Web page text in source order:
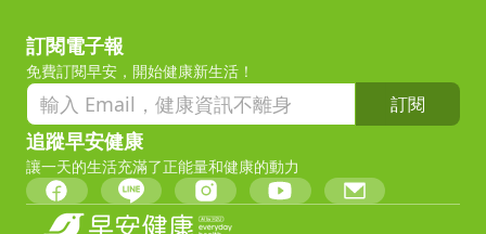
訂閱電子報
免費訂閱早安，開始健康新生活！
訂閱
追蹤早安健康
讓一天的生活充滿了正能量和健康的動力